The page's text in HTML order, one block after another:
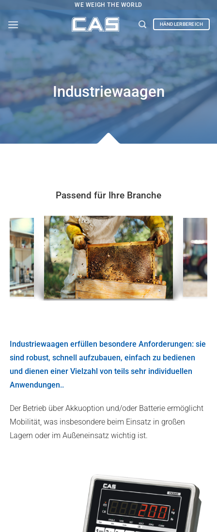
Inhalt
springen
WE WEIGH THE WORLD
HÄNDLERBEREICH
Industriewaagen
Passend für Ihre Branche
Industriewaagen erfüllen besondere Anforderungen: sie
sind robust, schnell aufzubauen, einfach zu bedienen
und dienen einer Vielzahl von teils sehr individuellen
Anwendungen..
Der Betrieb über Akkuoption und/oder Batterie ermöglicht
Mobilität, was insbesondere beim Einsatz in großen
Lagern oder im Außeneinsatz wichtig ist.